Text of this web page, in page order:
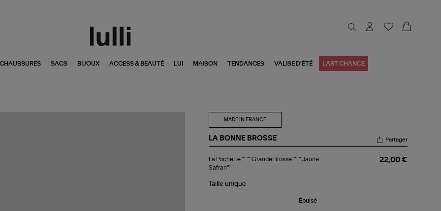
SACS BIJOUX ACCESS & BEAUTÉ LUI MAISON TENDANCES VALISE D'ÉTÉ LAST CHANCE
MADE IN FRANCE
LA BONNE BROSSE
Pochette
""""Grande
Jaune
Partager
La Pochette """"Grande Brosse"""" Jaune
Safran""
22,00 €
Taille unique
Épuisé